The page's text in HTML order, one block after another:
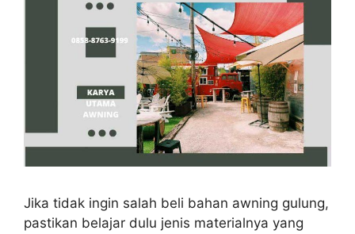
Jika tidak ingin salah beli bahan awning gulung,
pastikan belajar dulu jenis materialnya yang